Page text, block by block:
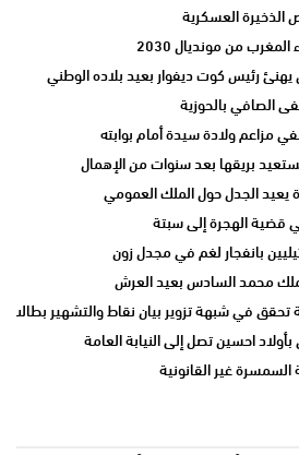
الذخيرة العسكرية
من مونديال 2030
رئيس كوت ديفوار بعيد بلاده الوطني
الصافي بالحوزية
مزاعم ولادة سيدة أمام بوابته
بريقها بعد سنوات من الإهمال
يعيد الجدل حول الملك العمومي
بانفجار لغم في مجدل زون
محمد السادس بعيد العرش
تحقق في شبهة تزوير بيان نقاط والتشهير بطالب
احسين تصل إلى النيابة العامة
غير القانونية